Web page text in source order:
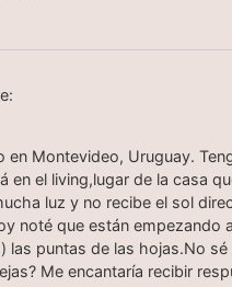
en Montevideo, Uruguay.
en el living,lugar de la casa
luz y no recibe el sol
noté que están empezando
las puntas de las hojas.No
Me encantaría recibir